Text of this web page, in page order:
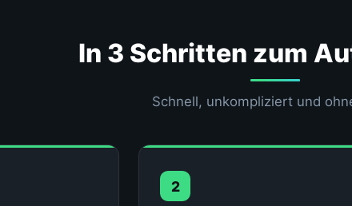
In 3 Schritten zum
Schnell, unkompliziert und
2